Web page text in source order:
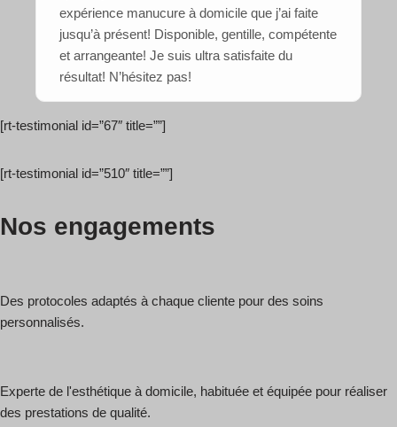
expérience manucure à domicile que j’ai faite
jusqu’à présent! Disponible, gentille, compétente
et arrangeante! Je suis ultra satisfaite du
résultat! N’hésitez pas!
[rt-testimonial id=”67″ title=””]
[rt-testimonial id=”510″ title=””]
Nos engagements
Des protocoles adaptés à chaque cliente pour des soins
personnalisés.
Experte de l'esthétique à domicile, habituée et équipée pour réaliser
des prestations de qualité.